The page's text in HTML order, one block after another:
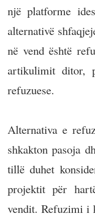
një platforme
alternativë
në vend është
artikulimit ditor,
refuzuese.
Alternativa e
shkakton pasoja
tillë duhet
projektit për
vendit. Refuzimi i